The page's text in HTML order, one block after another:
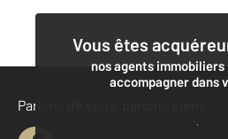
Vous êtes
nos agents
accompagner dans
Contacter
Parlons de vous, parlons biens